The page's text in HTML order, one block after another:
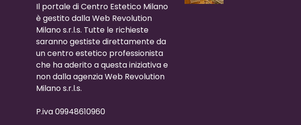
Il portale di Centro Estetico Milano
è gestito dalla Web Revolution
Milano s.r.l.s. Tutte le richieste
saranno gestiste direttamente da
un centro estetico professionista
che ha aderito a questa iniziativa e
non dalla agenzia Web Revolution
Milano s.r.l.s.
P.iva 09948610960